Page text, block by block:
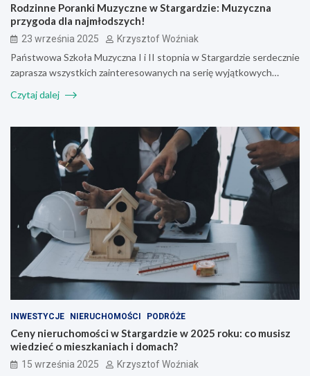
Rodzinne Poranki Muzyczne w Stargardzie: Muzyczna
przygoda dla najmłodszych!
23 września 2025 Krzysztof Woźniak
Państwowa Szkoła Muzyczna I i II stopnia w Stargardzie serdecznie
zaprasza wszystkich zainteresowanych na serię wyjątkowych…
Czytaj dalej
INWESTYCJE NIERUCHOMOŚCI PODRÓŻE
Ceny nieruchomości w Stargardzie w 2025 roku: co musisz
wiedzieć o mieszkaniach i domach?
15 września 2025 Krzysztof Woźniak